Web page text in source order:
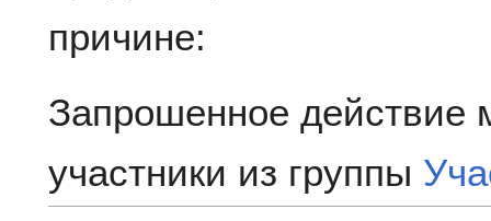
причине:
Запрошенное действие
участники из группы